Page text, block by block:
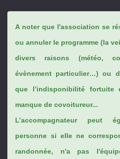
A noter que l'association se
ou annuler le programme (la
divers raisons (météo,
évènement particulier…) ou
que l’indisponibilité fortuite
manque de covoitureur...
L’accompagnateur peut
personne si elle ne
randonnée, n'a pas